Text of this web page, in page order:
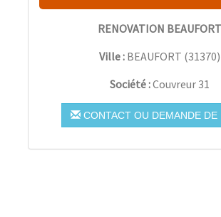
RENOVATION BEAUFORT
Ville : BEAUFORT (31370)
Société :Couvreur 31
CONTACT OU DEMANDE DE